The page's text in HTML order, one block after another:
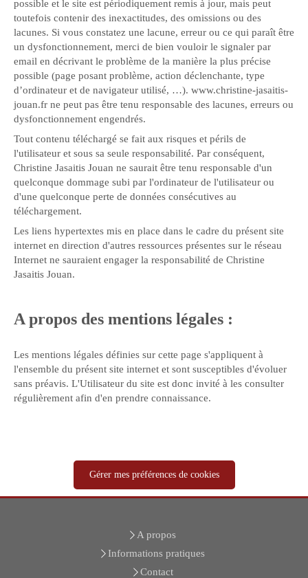
possible et le site est périodiquement remis à jour, mais peut
toutefois contenir des inexactitudes, des omissions ou des
lacunes. Si vous constatez une lacune, erreur ou ce qui paraît être
un dysfonctionnement, merci de bien vouloir le signaler par
email en décrivant le problème de la manière la plus précise
possible (page posant problème, action déclenchante, type
d’ordinateur et de navigateur utilisé, …). www.christine-jasaitis-
jouan.fr ne peut pas être tenu responsable des lacunes, erreurs ou
dysfonctionnement engendrés.
Tout contenu téléchargé se fait aux risques et périls de
l'utilisateur et sous sa seule responsabilité. Par conséquent,
Christine Jasaitis Jouan ne saurait être tenu responsable d'un
quelconque dommage subi par l'ordinateur de l'utilisateur ou
d'une quelconque perte de données consécutives au
téléchargement.
Les liens hypertextes mis en place dans le cadre du présent site
internet en direction d'autres ressources présentes sur le réseau
Internet ne sauraient engager la responsabilité de Christine
Jasaitis Jouan.
A propos des mentions légales :
Les mentions légales définies sur cette page s'appliquent à
l'ensemble du présent site internet et sont susceptibles d'évoluer
sans préavis. L'Utilisateur du site est donc invité à les consulter
régulièrement afin d'en prendre connaissance.
Gérer mes préférences de cookies
A propos
Informations pratiques
Contact